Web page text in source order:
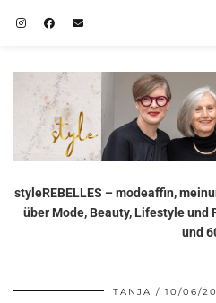
styleREBELLES – modeaffin,
über Mode, Beauty, Lifestyle und
und
TANJA 10/06/